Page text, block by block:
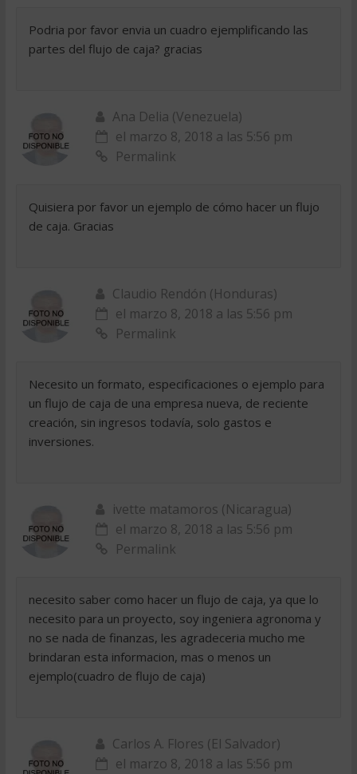
Podria por favor envia un cuadro ejemplificando las
partes del flujo de caja? gracias
Ana Delia (Venezuela)
el marzo 8, 2018 a las 5:56 pm
Permalink
Quisiera por favor un ejemplo de cómo hacer un flujo
de caja. Gracias
Claudio Rendón (Honduras)
el marzo 8, 2018 a las 5:56 pm
Permalink
Necesito un formato, especificaciones o ejemplo para
un flujo de caja de una empresa nueva, de reciente
creación, sin ingresos todavía, solo gastos e
inversiones.
ivette matamoros (Nicaragua)
el marzo 8, 2018 a las 5:56 pm
Permalink
necesito saber como hacer un flujo de caja, ya que lo
necesito para un proyecto, soy ingeniera agronoma y
no se nada de finanzas, les agradeceria mucho me
brindaran esta informacion, mas o menos un
ejemplo(cuadro de flujo de caja)
Carlos A. Flores (El Salvador)
el marzo 8, 2018 a las 5:56 pm